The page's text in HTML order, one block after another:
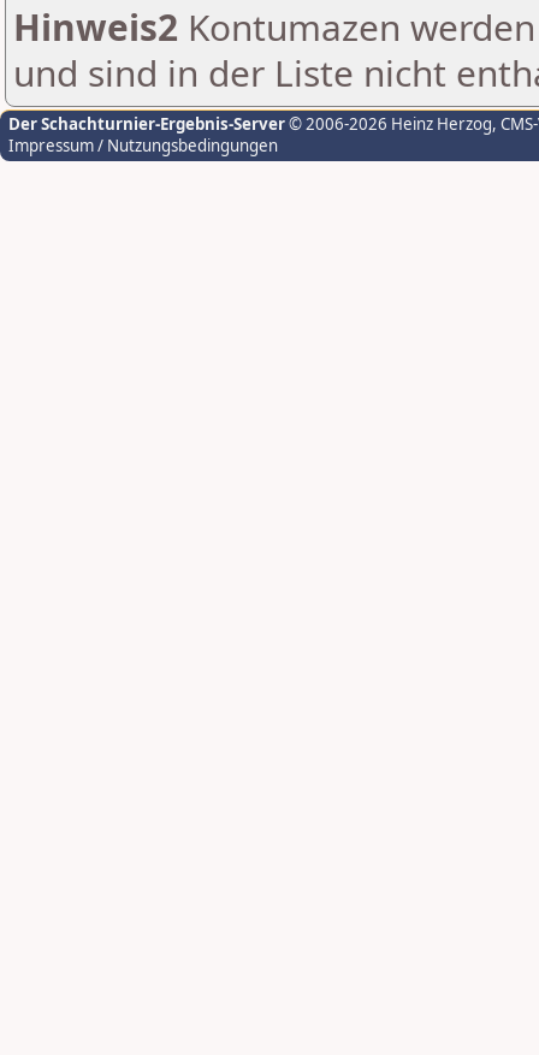
Hinweis2 Kontumazen
und sind in der Liste nicht
Der Schachturnier-Ergebnis-Server© 2006-2026 Heinz Herzog,
Impressum / Nutzungsbedingungen